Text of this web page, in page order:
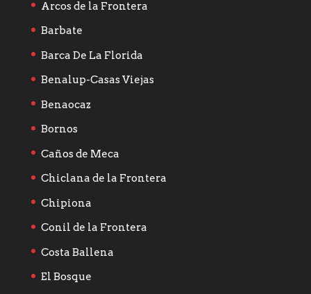
Arcos de la Frontera
Barbate
Barca De La Florida
Benalup-Casas Viejas
Benaocaz
Bornos
Caños de Meca
Chiclana de la Frontera
Chipiona
Conil de la Frontera
Costa Ballena
El Bosque